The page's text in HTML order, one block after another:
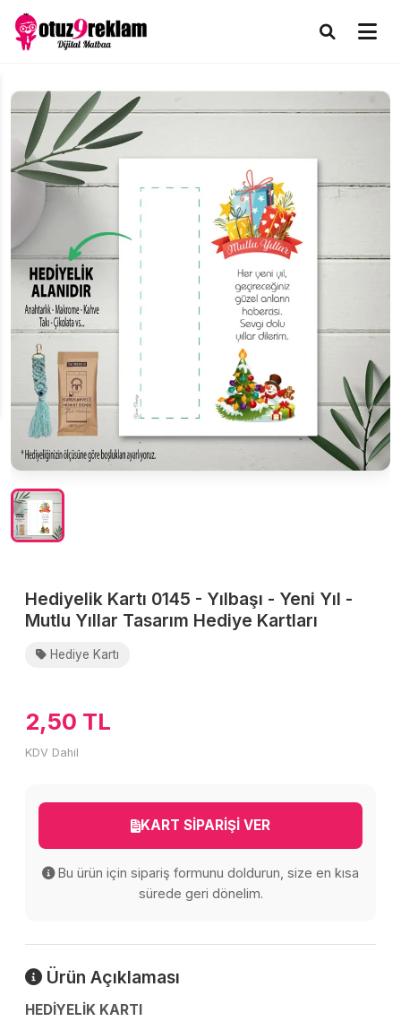
Hediyelik Kartı 0145 - Yılbaşı - Yeni Yıl -
Mutlu Yıllar Tasarım Hediye Kartları
Hediye Kartı
2,50 TL
KDV Dahil
KART SİPARİŞİ VER
Bu ürün için sipariş formunu doldurun, size en kısa
sürede geri dönelim.
Ürün Açıklaması
HEDİYELİK KARTI